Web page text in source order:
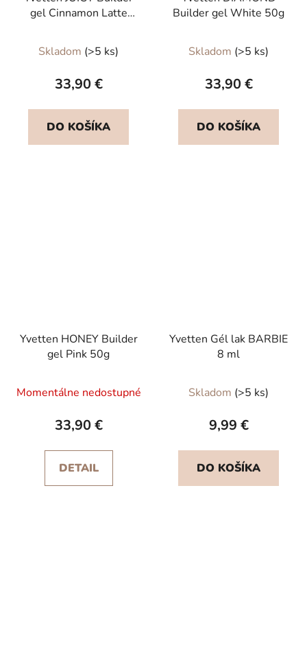
gel Cinnamon Latte
Skladom (>5 ks)
33,90 €
DO KOŠÍKA
Builder gel White 50g
hodnotenie
produktu
5,0
z
Skladom (>5 ks)
33,90 €
DO KOŠÍKA
Yvetten HONEY Builder
gel Pink 50g
Momentálne nedostupné
33,90 €
DETAIL
Yvetten Gél lak BARBIE
8 ml
hodnotenie
produktu
5,0
z
Skladom (>5 ks)
9,99 €
DO KOŠÍKA